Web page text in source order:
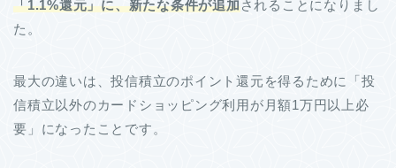
「1.1%還元」に、新たな条件が追加されることになりまし
た。
最大の違いは、投信積立のポイント還元を得るために「投
信積立以外のカードショッピング利用が月額1万円以上必
要」になったことです。